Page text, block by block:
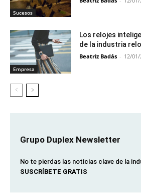
Sucesos
Empresa
Los relojes
de la industria
Beatriz Badás - 12/
Grupo Duplex Newsletter
No te pierdas las noticias clave de la
SUSCRÍBETE GRATIS